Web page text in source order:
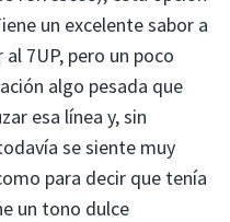
un excelente sabor a
7UP, pero un poco
algo pesada que
esa línea y, sin
se siente muy
para decir que tenía
un tono dulce